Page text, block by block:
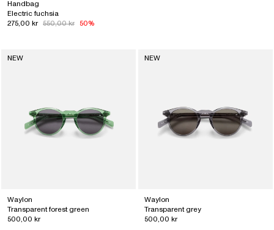
Handbag
Electric fuchsia
275,00 kr
550,00 kr 50%
NEW
Waylon
Transparent forest green
500,00 kr
NEW
Waylon
Transparent grey
500,00 kr